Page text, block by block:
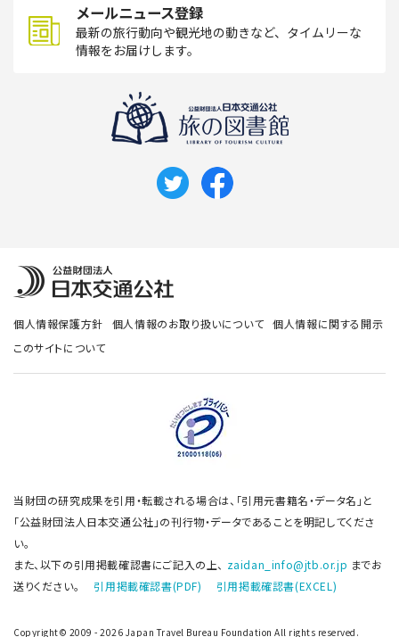
メールニュース登録
最新の旅行動向や観光地の動きなど、タイムリーな
情報をお届けします。
個人情報保護方針 個人情報のお取り扱いについて
個人情報に関する開示
このサイトについて
当財団の研究成果を引用・転載される場合は、「引用元書籍名・データ名」と
「公益財団法人日本交通公社」の刊行物・データであることを明記してくださ
い。
また、以下の引用掲載確認書にご記入の上、 zaidan_info@jtb.or.jp までお
送りください。 引用掲載確認書(PDF) 引用掲載確認書(EXCEL)
Copyright© 2009 - 2026 Japan Travel Bureau Foundation All rights reserved.